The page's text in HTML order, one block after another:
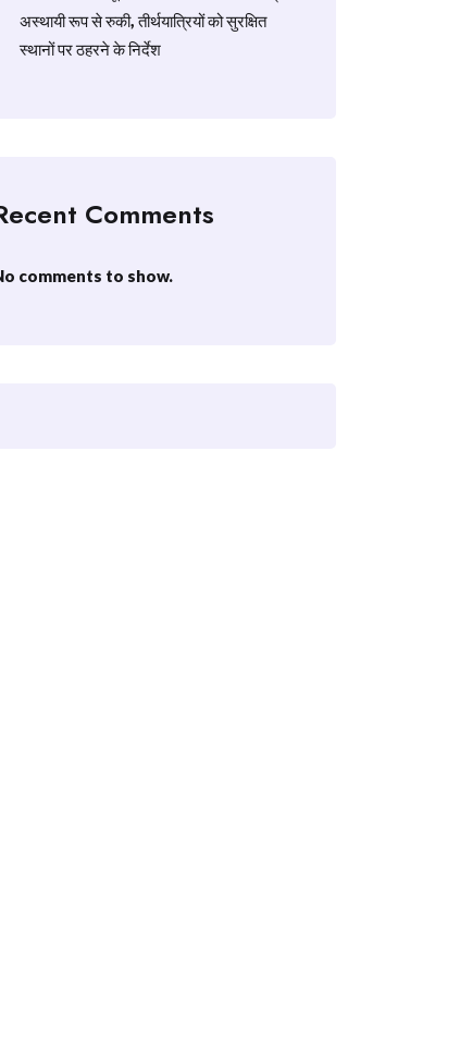
अस्थायी रूप से रुकी, तीर्थयात्रियों को सुरक्षित
स्थानों पर ठहरने के निर्देश
Comments
comments to show.